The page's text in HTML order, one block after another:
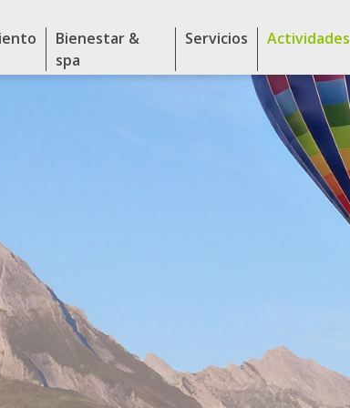
Bienestar &
spa
Servicios Actividades